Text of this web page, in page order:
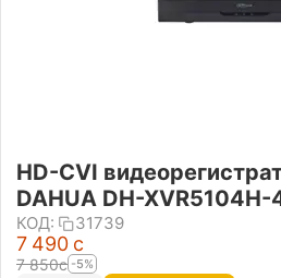
HD-CVI
DAHUA DH-XVR5104H-
КОД: 31739
7 490 с
7 850с -5%